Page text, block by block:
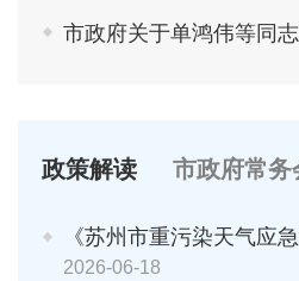
市政府关于单鸿伟等同
政策解读 市政府常务
《苏州市重污染天气应
2026-06-18